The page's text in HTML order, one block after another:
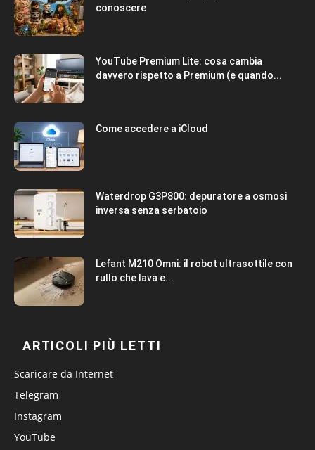
conoscere
YouTube Premium Lite: cosa cambia
davvero rispetto a Premium (e quando...
Come accedere a iCloud
Waterdrop G3P800: depuratore a osmosi
inversa senza serbatoio
Lefant M210 Omni: il robot ultrasottile con
rullo che lava e...
ARTICOLI PIÙ LETTI
Scaricare da Internet
Telegram
Instagram
YouTube